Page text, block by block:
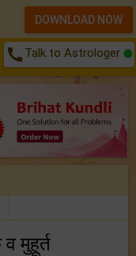
call Talk to Astrologer
मुहूर्त
DOWNLOAD NOW